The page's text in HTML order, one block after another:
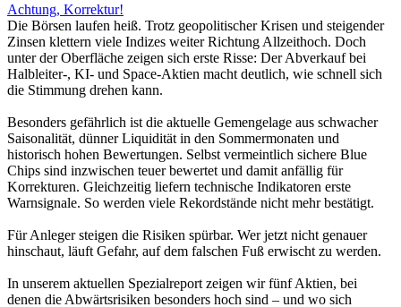
Achtung, Korrektur!
Die Börsen laufen heiß. Trotz geopolitischer Krisen und steigender
Zinsen klettern viele Indizes weiter Richtung Allzeithoch. Doch
unter der Oberfläche zeigen sich erste Risse: Der Abverkauf bei
Halbleiter-, KI- und Space-Aktien macht deutlich, wie schnell sich
die Stimmung drehen kann.
Besonders gefährlich ist die aktuelle Gemengelage aus schwacher
Saisonalität, dünner Liquidität in den Sommermonaten und
historisch hohen Bewertungen. Selbst vermeintlich sichere Blue
Chips sind inzwischen teuer bewertet und damit anfällig für
Korrekturen. Gleichzeitig liefern technische Indikatoren erste
Warnsignale. So werden viele Rekordstände nicht mehr bestätigt.
Für Anleger steigen die Risiken spürbar. Wer jetzt nicht genauer
hinschaut, läuft Gefahr, auf dem falschen Fuß erwischt zu werden.
In unserem aktuellen Spezialreport zeigen wir fünf Aktien, bei
denen die Abwärtsrisiken besonders hoch sind – und wo sich